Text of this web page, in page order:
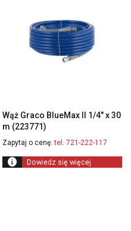
Wąż Graco BlueMax II 1/4″ x 30
m (223771)
Zapytaj o cenę: tel. 721-222-117
Dowiedz się więcej